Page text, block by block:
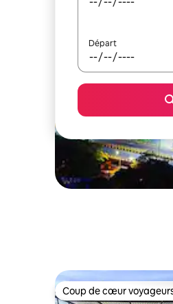
Départ
Coup de cœur
Coup de cœur